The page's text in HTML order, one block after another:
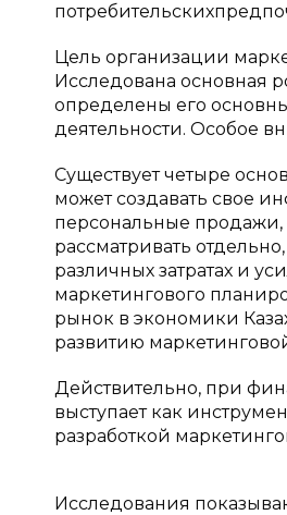
Цель организации
Исследована основная
определены его
деятельности. Особое
Существует четыре
может создавать свое
персональные продажи,
рассматривать
различных затратах и
маркетингового
рынок в экономики
развитию
Действительно, при
выступает как
разработкой
Исследования